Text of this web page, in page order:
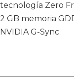
tecnología Zero
2 GB memoria
NVIDIA G-Sync